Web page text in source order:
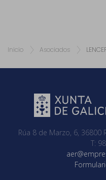
Inicio Asociados
Rúa 8 de Marzo, 6, 36800
T: